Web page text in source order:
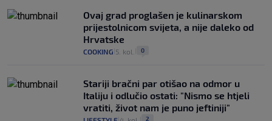
Ovaj grad proglašen je kulinarskom
prijestolnicom svijeta, a nije daleko od
Hrvatske
COOKING 5. kol. 0
Stariji bračni par otišao na odmor u
Italiju i odlučio ostati: "Nismo se htjeli
vratiti, život nam je puno jeftiniji"
2